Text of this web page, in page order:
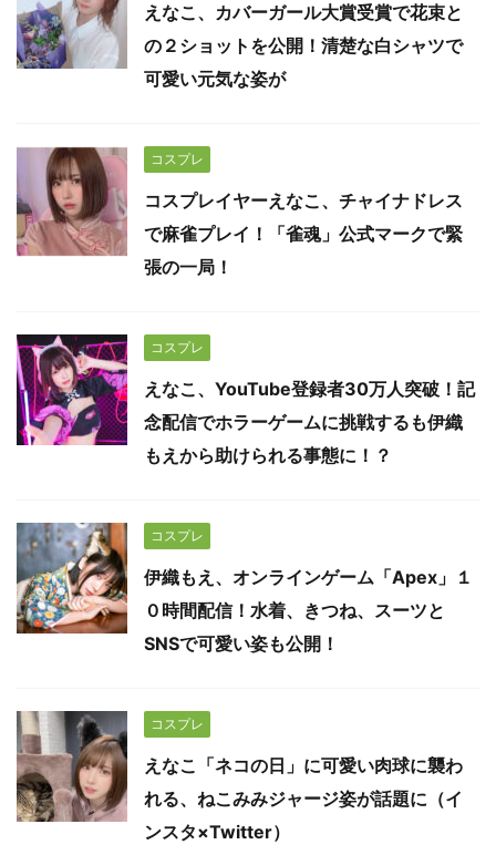
えなこ、カバーガール大賞受賞で花束と
の２ショットを公開！清楚な白シャツで
可愛い元気な姿が
コスプレ
コスプレイヤーえなこ、チャイナドレス
で麻雀プレイ！「雀魂」公式マークで緊
張の一局！
コスプレ
えなこ、YouTube登録者30万人突破！記
念配信でホラーゲームに挑戦するも伊織
もえから助けられる事態に！？
コスプレ
伊織もえ、オンラインゲーム「Apex」１
０時間配信！水着、きつね、スーツと
SNSで可愛い姿も公開！
コスプレ
えなこ「ネコの日」に可愛い肉球に襲わ
れる、ねこみみジャージ姿が話題に（イ
ンスタ×Twitter）